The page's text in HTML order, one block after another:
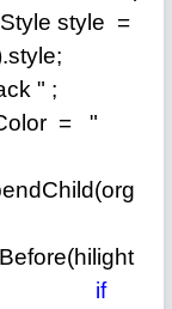
style =
" ;
=
"
}
if